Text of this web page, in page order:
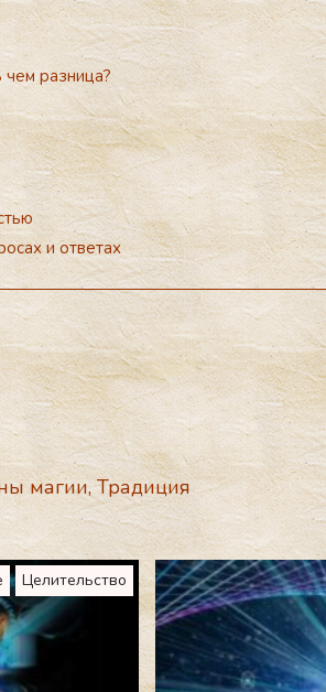
разница?
и ответах
магии,Традиция
Целительство